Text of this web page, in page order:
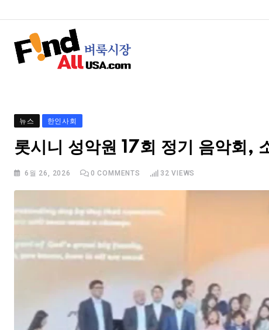
뉴스 한인사회
롯시니 성악원 17회 정기 음악회,
6월 26, 2026 0 COMMENTS 32 VIEWS